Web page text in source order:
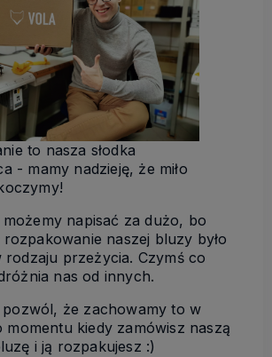
to nasza słodka
- mamy nadzieję, że miło
możemy napisać za dużo, bo
naszej bluzy było
rodzaju przeżycia. Czymś co
nas od innych.
pozwól, że zachowamy to w
momentu kiedy zamówisz naszą
i ją rozpakujesz :)